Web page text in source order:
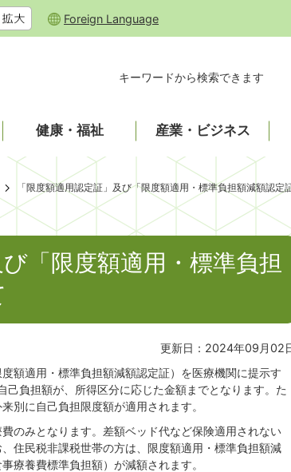
Foreign Language
キーワードから検索できます
健康・福祉 産業・ビジネス
「限度額適用認定証」及び「限度額適用・標準負担額減額認定
「限度額適用・標準負担
更新日：2024年09月02
額適用・標準負担額減額認定証）を医療機関に提示す
負担額が、所得区分に応じた金額までとなります。た
別に自己負担限度額が適用されます。
のみとなります。差額ベッド代など保険適用されない
住民税非課税世帯の方は、限度額適用・標準負担額減
療養費標準負担額）が減額されます。